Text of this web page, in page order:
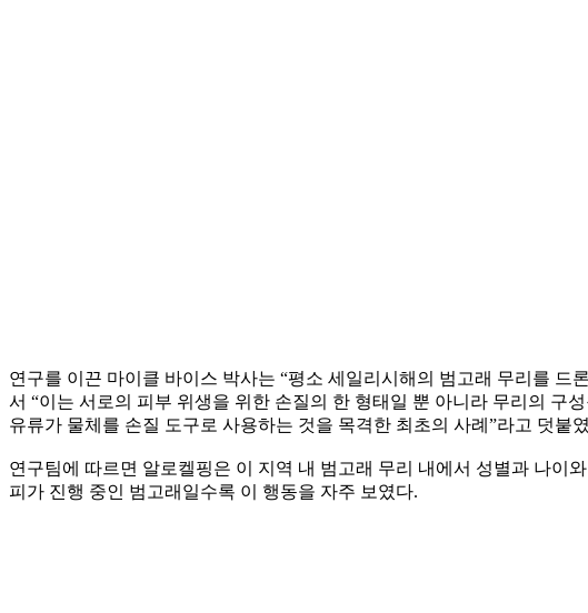
연구를 이끈 마이클 바이스 박사는 “평소 세일리시해의 범고래 무리를 드
서 “이는 서로의 피부 위생을 위한 손질의 한 형태일 뿐 아니라 무리의 구
유류가 물체를 손질 도구로 사용하는 것을 목격한 최초의 사례”라고 덧붙
연구팀에 따르면 알로켈핑은 이 지역 내 범고래 무리 내에서 성별과 나이
피가 진행 중인 범고래일수록 이 행동을 자주 보였다.